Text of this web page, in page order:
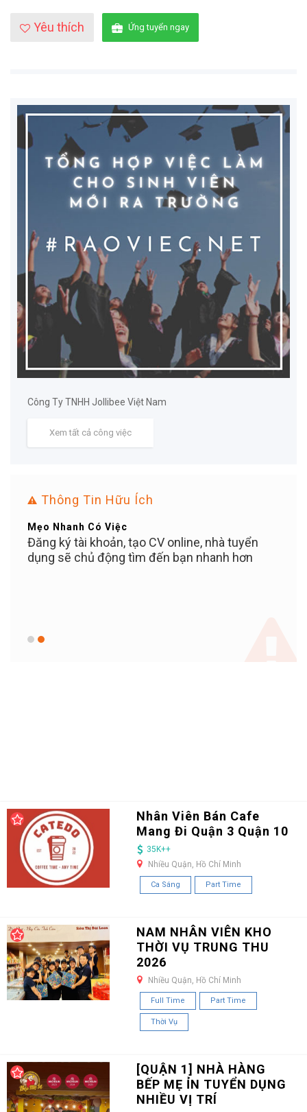
Yêu thích Ứng tuyển ngay
Công Ty TNHH Jollibee Việt Nam
Xem tất cả công việc
Thông Tin Hữu Ích
Mẹo Nhanh Có Việc
Đăng ký tài khoản, tạo CV online, nhà tuyển
dụng sẽ chủ động tìm đến bạn nhanh hơn
Nhân Viên Bán Cafe
Mang Đi Quận 3 Quận 10
35K++
Nhiều Quận, Hồ Chí Minh
Ca Sáng Part Time
NAM NHÂN VIÊN KHO
THỜI VỤ TRUNG THU
2026
Nhiều Quận, Hồ Chí Minh
Full Time Part Time
Thời Vụ
[QUẬN 1] NHÀ HÀNG
BẾP MẸ ỈN TUYỂN DỤNG
NHIỀU VỊ TRÍ